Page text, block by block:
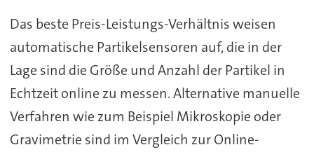
Das beste Preis-Leistungs-Verhältnis weisen
automatische Partikelsensoren auf, die in der
Lage sind die Größe und Anzahl der Partikel in
Echtzeit online zu messen. Alternative manuelle
Verfahren wie zum Beispiel Mikroskopie oder
Gravimetrie sind im Vergleich zur Online-